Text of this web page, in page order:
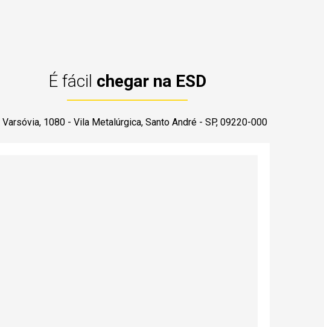
É fácil chegar na ESD
Varsóvia, 1080 - Vila Metalúrgica, Santo André - SP, 09220-000